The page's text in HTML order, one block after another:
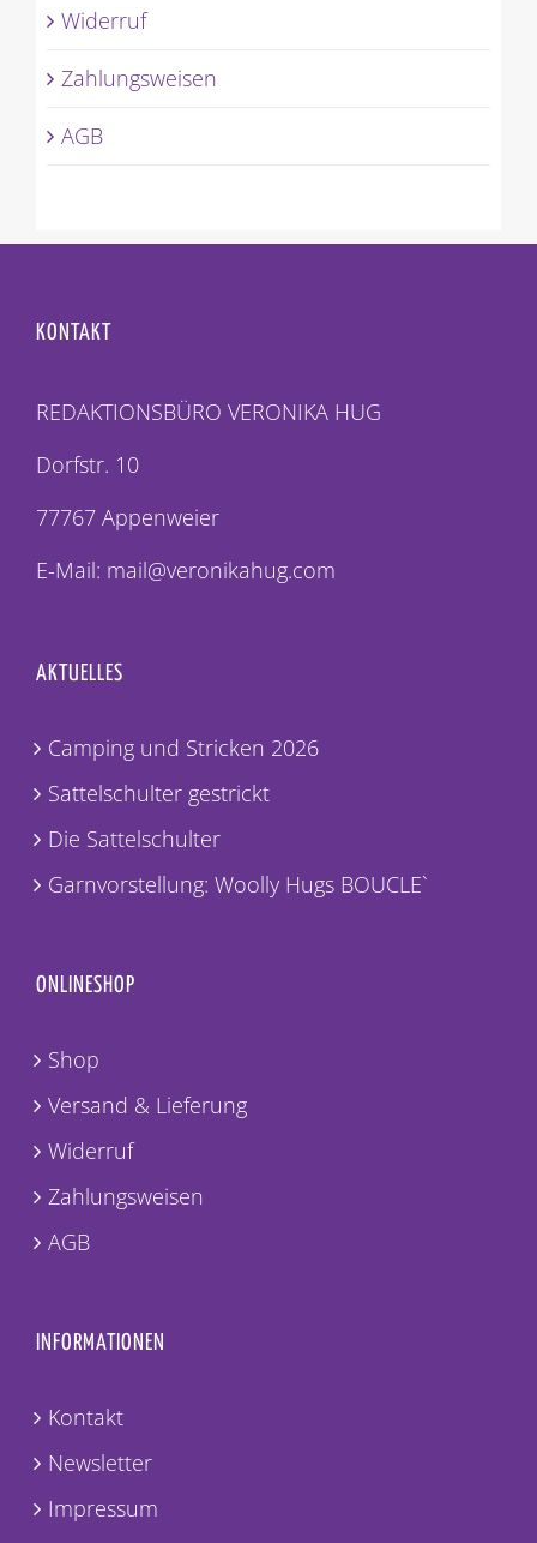
Widerruf
Zahlungsweisen
AGB
KONTAKT
REDAKTIONSBÜRO VERONIKA HUG
Dorfstr. 10
77767 Appenweier
E-Mail: mail@veronikahug.com
AKTUELLES
Camping und Stricken 2026
Sattelschulter gestrickt
Die Sattelschulter
Garnvorstellung: Woolly Hugs BOUCLE`
ONLINESHOP
Shop
Versand & Lieferung
Widerruf
Zahlungsweisen
AGB
INFORMATIONEN
Kontakt
Newsletter
Impressum